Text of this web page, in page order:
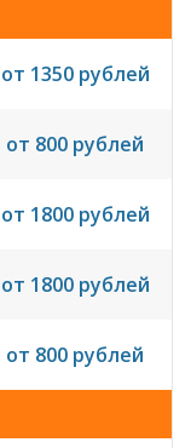
от 1350 рублей
от 800 рублей
от 1800 рублей
от 1800 рублей
от 800 рублей